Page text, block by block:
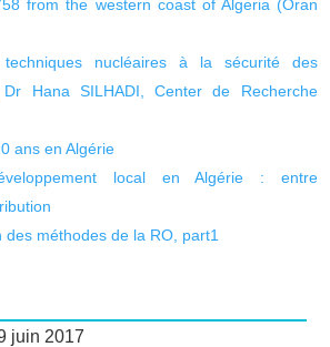
from the western coast of Algeria (Oran
techniques nucléaires à la sécurité des
Hana SILHADI, Center de Recherche
ans en Algérie
local en Algérie : entre
des méthodes de la RO, part1
juin 2017